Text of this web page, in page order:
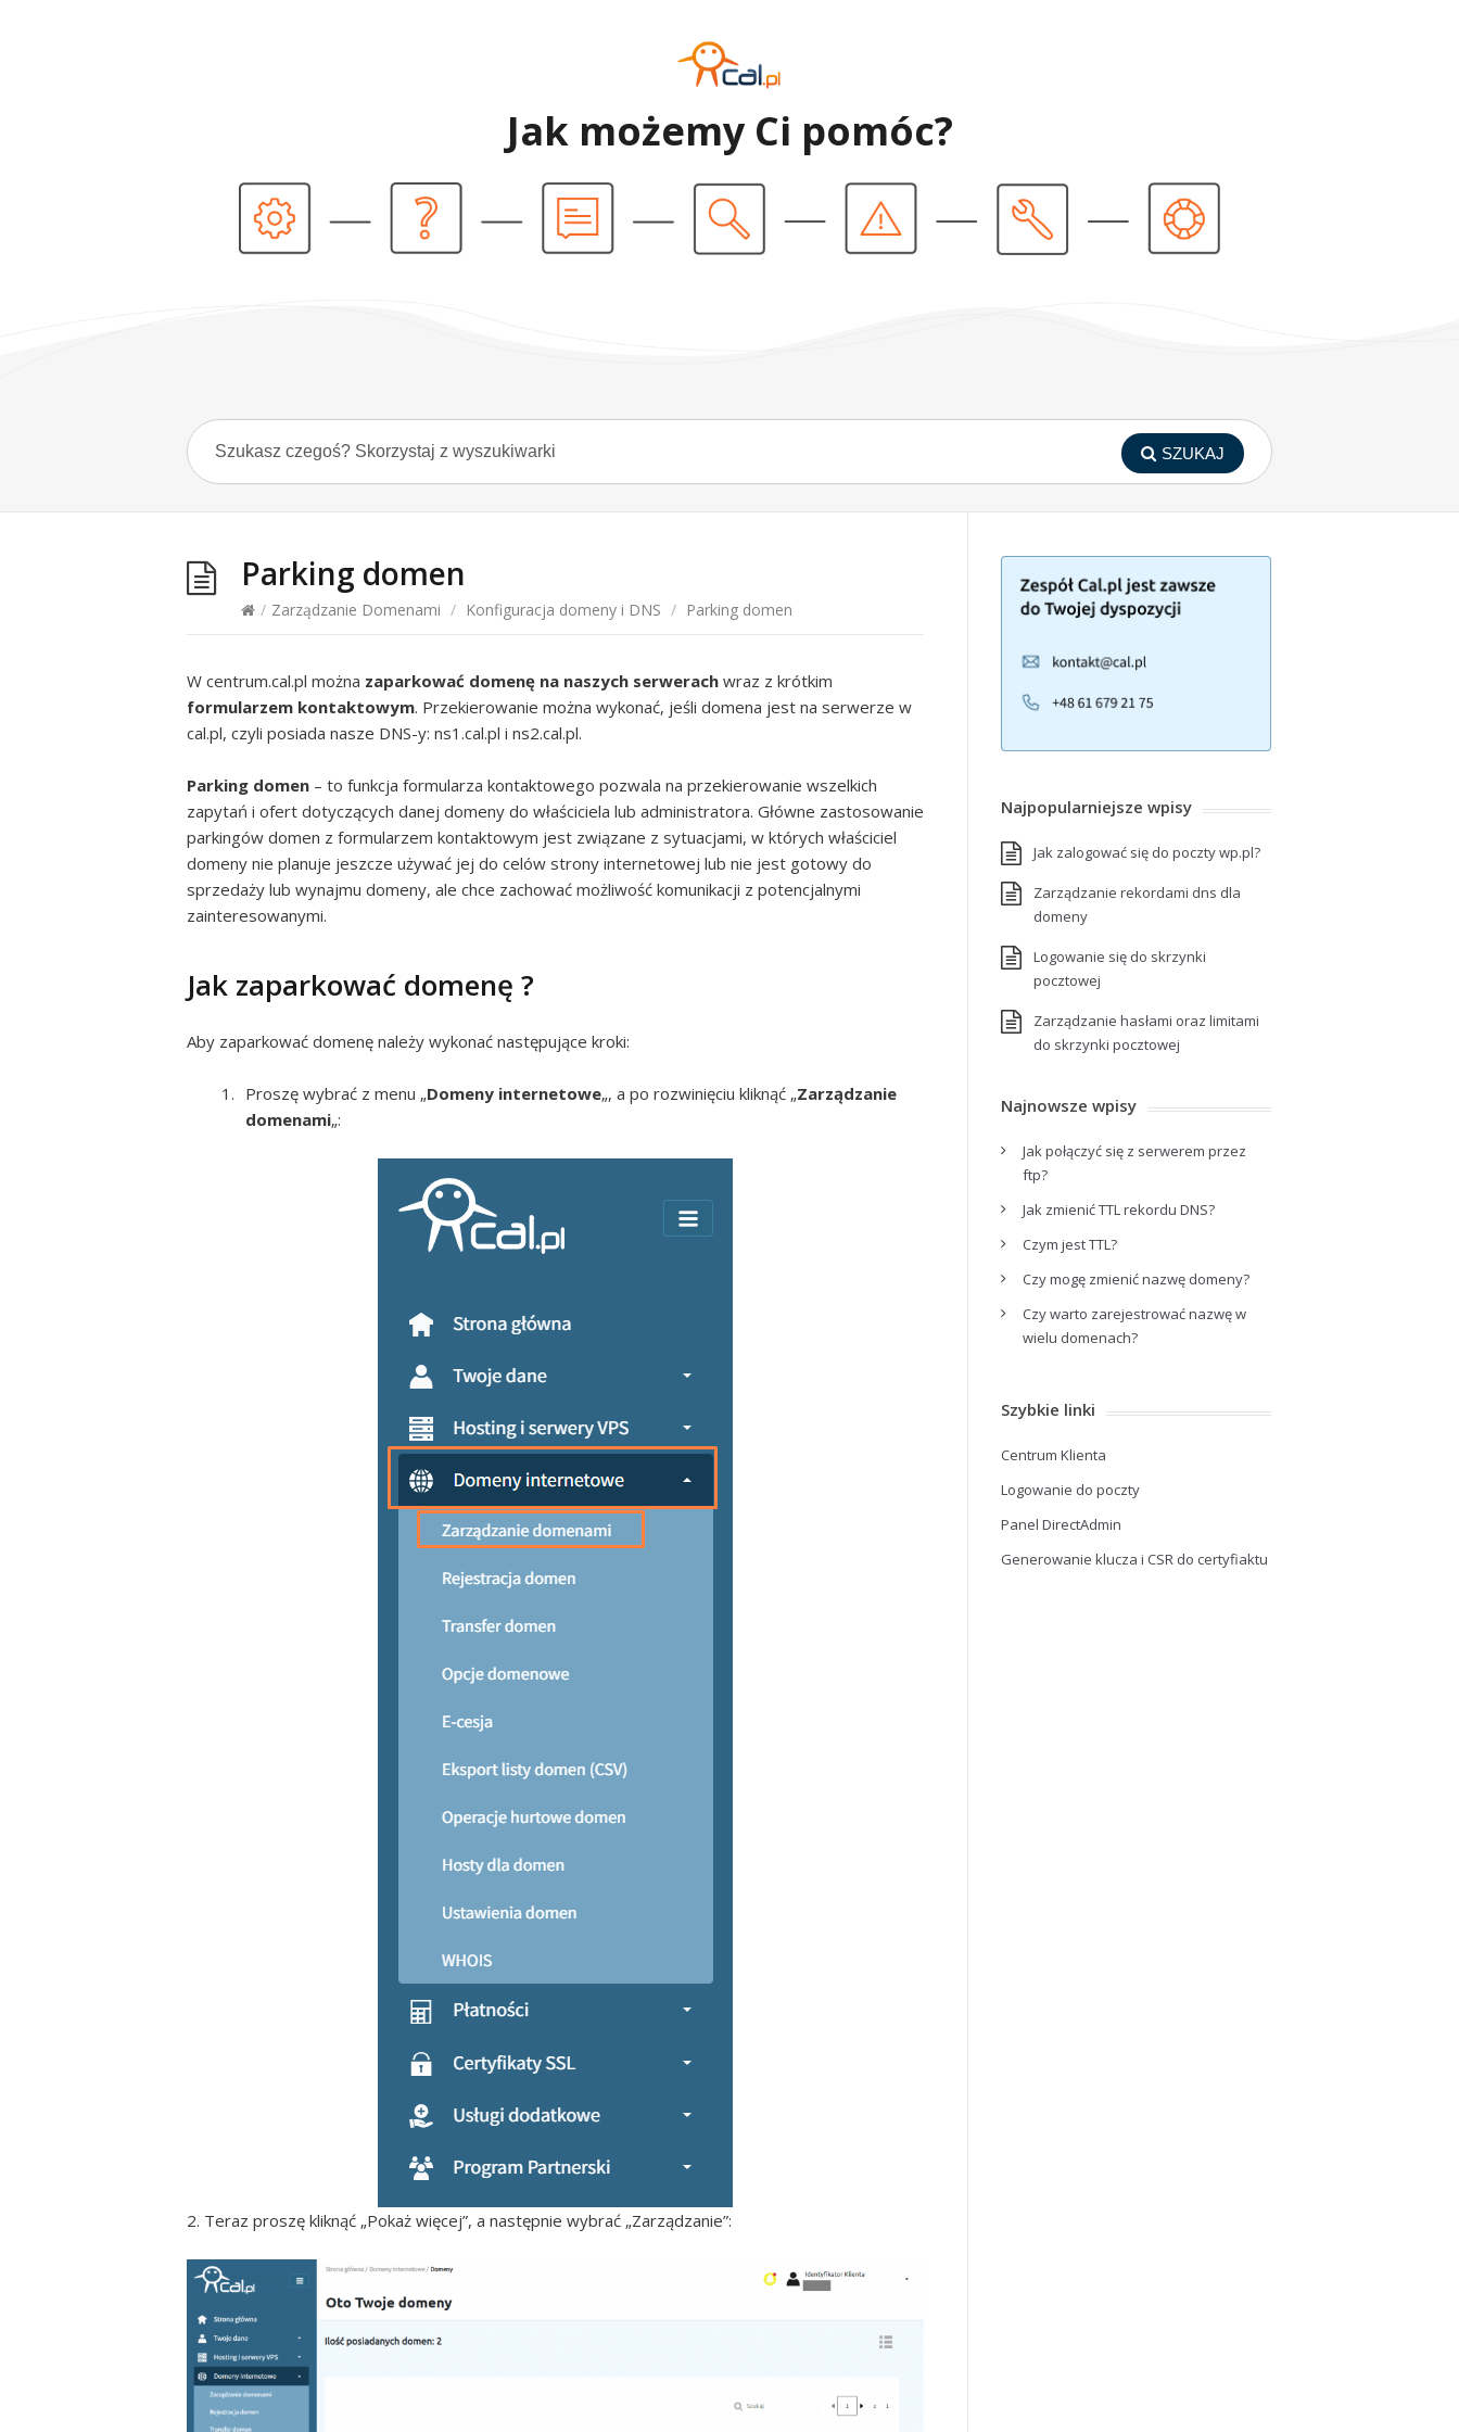
Jak możemy Ci pomóc?
SZUKAJ
Parking domen
/ Zarządzanie Domenami / Konfiguracja domeny i DNS / Parking domen
W centrum.cal.pl można zaparkować domenę na naszych serwerach wraz z krótkim
formularzem kontaktowym. Przekierowanie można wykonać, jeśli domena jest na serwerze w
cal.pl, czyli posiada nasze DNS-y: ns1.cal.pl i ns2.cal.pl.
Parking domen – to funkcja formularza kontaktowego pozwala na przekierowanie wszelkich
zapytań i ofert dotyczących danej domeny do właściciela lub administratora. Główne zastosowanie
parkingów domen z formularzem kontaktowym jest związane z sytuacjami, w których właściciel
domeny nie planuje jeszcze używać jej do celów strony internetowej lub nie jest gotowy do
sprzedaży lub wynajmu domeny, ale chce zachować możliwość komunikacji z potencjalnymi
zainteresowanymi.
Jak zaparkować domenę ?
Aby zaparkować domenę należy wykonać następujące kroki:
Proszę wybrać z menu „Domeny internetowe„, a po rozwinięciu kliknąć „Zarządzanie
domenami„:
2. Teraz proszę kliknąć „Pokaż więcej”, a następnie wybrać „Zarządzanie”:
Najpopularniejsze wpisy
Jak zalogować się do poczty wp.pl?
Zarządzanie rekordami dns dla
domeny
Logowanie się do skrzynki
pocztowej
Zarządzanie hasłami oraz limitami
do skrzynki pocztowej
Najnowsze wpisy
Jak połączyć się z serwerem przez
ftp?
Jak zmienić TTL rekordu DNS?
Czym jest TTL?
Czy mogę zmienić nazwę domeny?
Czy warto zarejestrować nazwę w
wielu domenach?
Szybkie linki
Centrum Klienta
Logowanie do poczty
Panel DirectAdmin
Generowanie klucza i CSR do certyfiaktu